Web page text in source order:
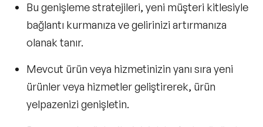
Bu genişleme stratejileri, yeni müşteri kitlesiyle
bağlantı kurmanıza ve gelirinizi artırmanıza
olanak tanır.
Mevcut ürün veya hizmetinizin yanı sıra yeni
ürünler veya hizmetler geliştirerek, ürün
yelpazenizi genişletin.